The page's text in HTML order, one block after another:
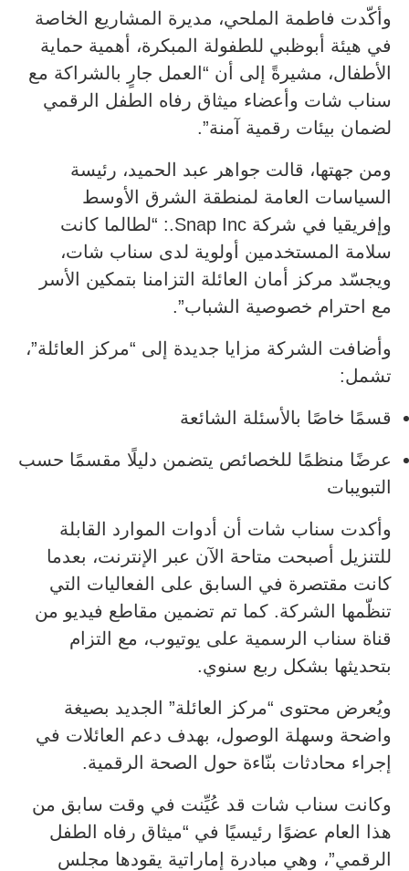
وأكّدت فاطمة الملحي، مديرة المشاريع الخاصة
في هيئة أبوظبي للطفولة المبكرة، أهمية حماية
الأطفال، مشيرةً إلى أن “العمل جارٍ بالشراكة مع
سناب شات وأعضاء ميثاق رفاه الطفل الرقمي
لضمان بيئات رقمية آمنة”.
ومن جهتها، قالت جواهر عبد الحميد، رئيسة
السياسات العامة لمنطقة الشرق الأوسط
وإفريقيا في شركة Snap Inc.: “لطالما كانت
سلامة المستخدمين أولوية لدى سناب شات،
ويجسّد مركز أمان العائلة التزامنا بتمكين الأسر
مع احترام خصوصية الشباب”.
وأضافت الشركة مزايا جديدة إلى “مركز العائلة”،
تشمل:
قسمًا خاصًا بالأسئلة الشائعة
عرضًا منظمًا للخصائص يتضمن دليلًا مقسمًا حسب
التبويبات
وأكدت سناب شات أن أدوات الموارد القابلة
للتنزيل أصبحت متاحة الآن عبر الإنترنت، بعدما
كانت مقتصرة في السابق على الفعاليات التي
تنظّمها الشركة. كما تم تضمين مقاطع فيديو من
قناة سناب الرسمية على يوتيوب، مع التزام
بتحديثها بشكل ربع سنوي.
ويُعرض محتوى “مركز العائلة” الجديد بصيغة
واضحة وسهلة الوصول، بهدف دعم العائلات في
إجراء محادثات بنّاءة حول الصحة الرقمية.
وكانت سناب شات قد عُيِّنت في وقت سابق من
هذا العام عضوًا رئيسيًا في “ميثاق رفاه الطفل
الرقمي”، وهي مبادرة إماراتية يقودها مجلس